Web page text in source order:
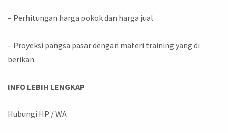
– Perhitungan harga pokok dan harga jual
– Proyeksi pangsa pasar dengan materi training yang di
berikan
INFO LEBIH LENGKAP
Hubungi HP / WA